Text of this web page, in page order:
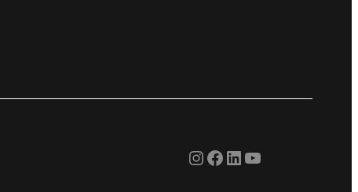
Instagram
Facebook
LinkedIn
YouTube